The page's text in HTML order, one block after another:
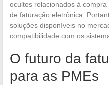
ocultos relacionados à
de faturação eletrônica.
soluções disponíveis no
compatibilidade com os
O futuro da
para as PMEs